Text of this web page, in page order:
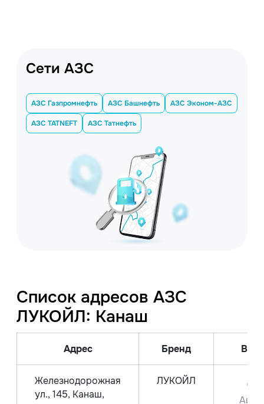
Сети АЗС
АЗС Газпромнефть АЗС Башнефть АЗС Эконом-АЗС
АЗС TATNEFT АЗС Татнефть
Список адресов АЗС
ЛУКОЙЛ: Канаш
Адрес Бренд Вид
Железнодорожная
ул., 145, Канаш,
ЛУКОЙЛ
ДТ
Аи-